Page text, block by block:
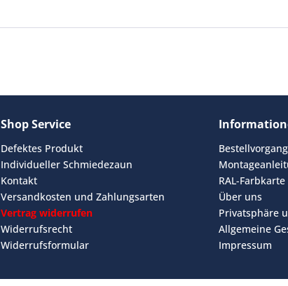
Shop Service
Defektes Produkt
Individueller Schmiedezaun
Kontakt
Versandkosten und Zahlungsarten
Vertrag widerrufen
Widerrufsrecht
Widerrufsformular
Bestellvorgang
RAL-Farbkarte
Über uns
Privatsphäre
Allgemeine
Impressum